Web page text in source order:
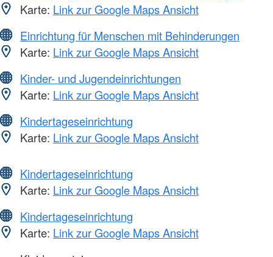
Karte: Link zur Google Maps Ansicht
Einrichtung für Menschen mit Behinderungen
Karte: Link zur Google Maps Ansicht
Kinder- und Jugendeinrichtungen
Karte: Link zur Google Maps Ansicht
Kindertageseinrichtung
Karte: Link zur Google Maps Ansicht
Kindertageseinrichtung
Karte: Link zur Google Maps Ansicht
Kindertageseinrichtung
Karte: Link zur Google Maps Ansicht